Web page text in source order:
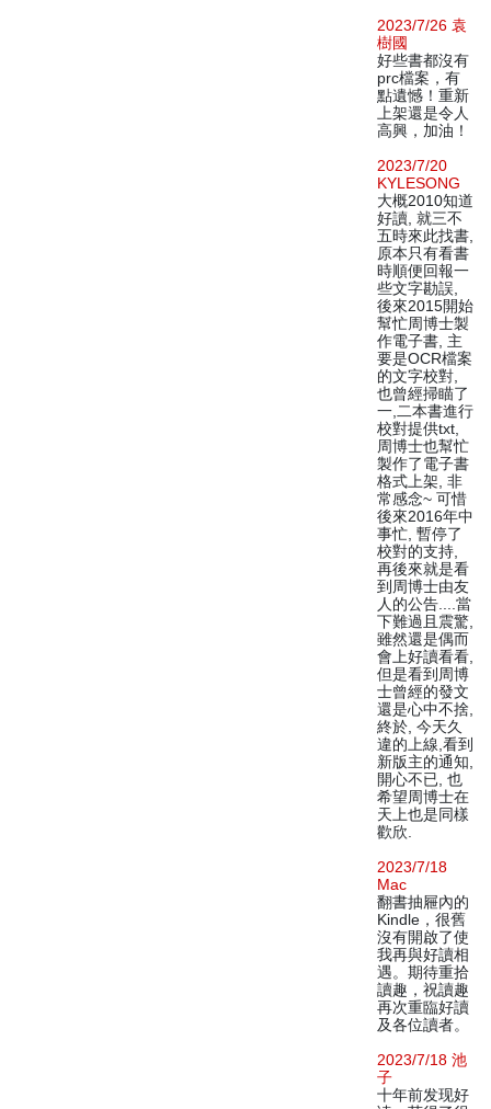
2023/7/26 袁
樹國
好些書都沒有
prc檔案，有
點遺憾！重新
上架還是令人
高興，加油！
2023/7/20
KYLESONG
大概2010知道
好讀, 就三不
五時來此找書,
原本只有看書
時順便回報一
些文字勘誤,
後來2015開始
幫忙周博士製
作電子書, 主
要是OCR檔案
的文字校對,
也曾經掃瞄了
一,二本書進行
校對提供txt,
周博士也幫忙
製作了電子書
格式上架, 非
常感念~ 可惜
後來2016年中
事忙, 暫停了
校對的支持,
再後來就是看
到周博士由友
人的公告....當
下難過且震驚,
雖然還是偶而
會上好讀看看,
但是看到周博
士曾經的發文
還是心中不捨,
終於, 今天久
違的上線,看到
新版主的通知,
開心不已, 也
希望周博士在
天上也是同樣
歡欣.
2023/7/18
Mac
翻書抽屜內的
Kindle，很舊
沒有開啟了使
我再與好讀相
遇。期待重拾
讀趣，祝讀趣
再次重臨好讀
及各位讀者。
2023/7/18 池
子
十年前发现好